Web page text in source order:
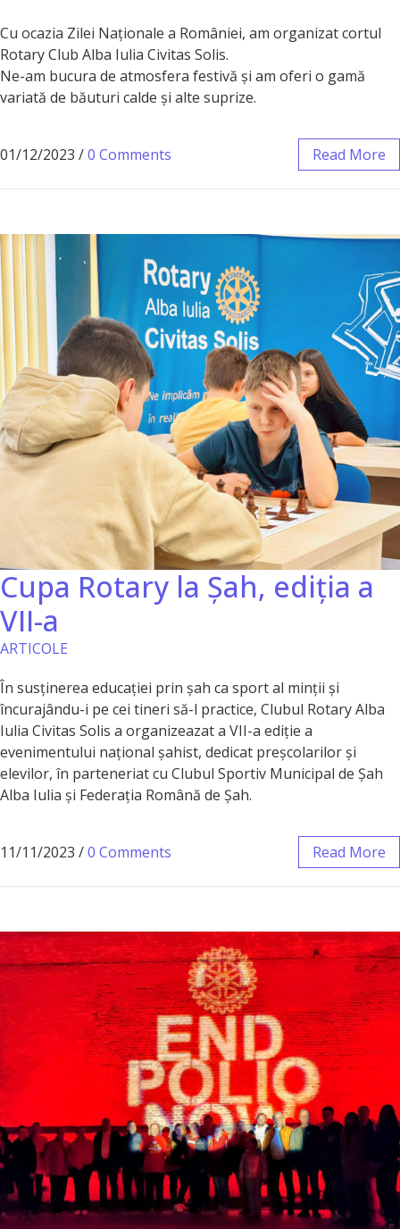
Cu ocazia Zilei Naționale a României, am organizat cortul
Rotary Club Alba Iulia Civitas Solis.
Ne-am bucura de atmosfera festivă și am oferi o gamă
variată de băuturi calde și alte suprize.
01/12/2023 /0 Comments Read More
Cupa Rotary la Șah, ediția a
VII-a
ARTICOLE
În susținerea educației prin șah ca sport al minții și
încurajându-i pe cei tineri să-l practice, Clubul Rotary Alba
Iulia Civitas Solis a organizeazat a VII-a ediție a
evenimentului național șahist, dedicat preșcolarilor și
elevilor, în parteneriat cu Clubul Sportiv Municipal de Șah
Alba Iulia și Federația Română de Șah.
11/11/2023 /0 Comments Read More